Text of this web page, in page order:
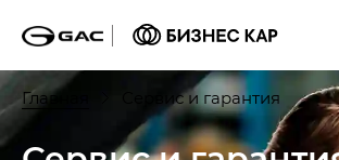
Главная Сервис и гарантия